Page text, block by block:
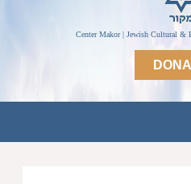
Center Makor | Jewish Cultural &